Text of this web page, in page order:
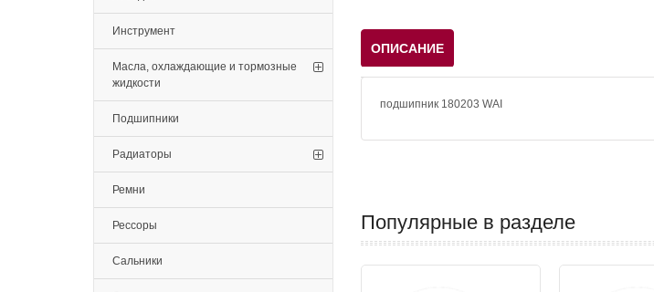
Инструмент
Масла, охлаждающие и тормозные
жидкости
Подшипники
Радиаторы
Ремни
Рессоры
Сальники
ОПИСАНИЕ
подшипник 180203 WAI
Популярные в разделе